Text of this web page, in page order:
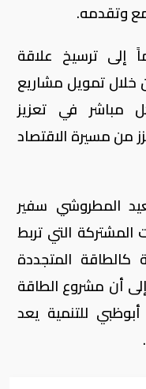
وتقدمه.
إلى ترسيخ علاقة
خلال تمويل مشاريع
مباشر في تعزيز
من مسيرة الاقتصاد
المطروشي سفير
المشتركة التي تربط
المتجددة
إلى أن مشروع الطاقة
للتنمية يعد